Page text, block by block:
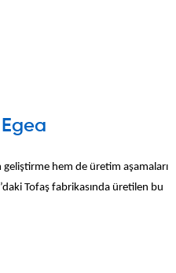
geliştirme hem de üretim aşamaları
Tofaş fabrikasında üretilen bu